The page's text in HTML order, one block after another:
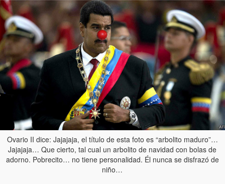
Ovario II dice: Jajajaja, el título de esta foto es “arbolito maduro”…
Jajajaja… Que cierto, tal cual un arbolito de navidad con bolas de
adorno. Pobrecito… no tiene personalidad. Él nunca se disfrazó de
niño…